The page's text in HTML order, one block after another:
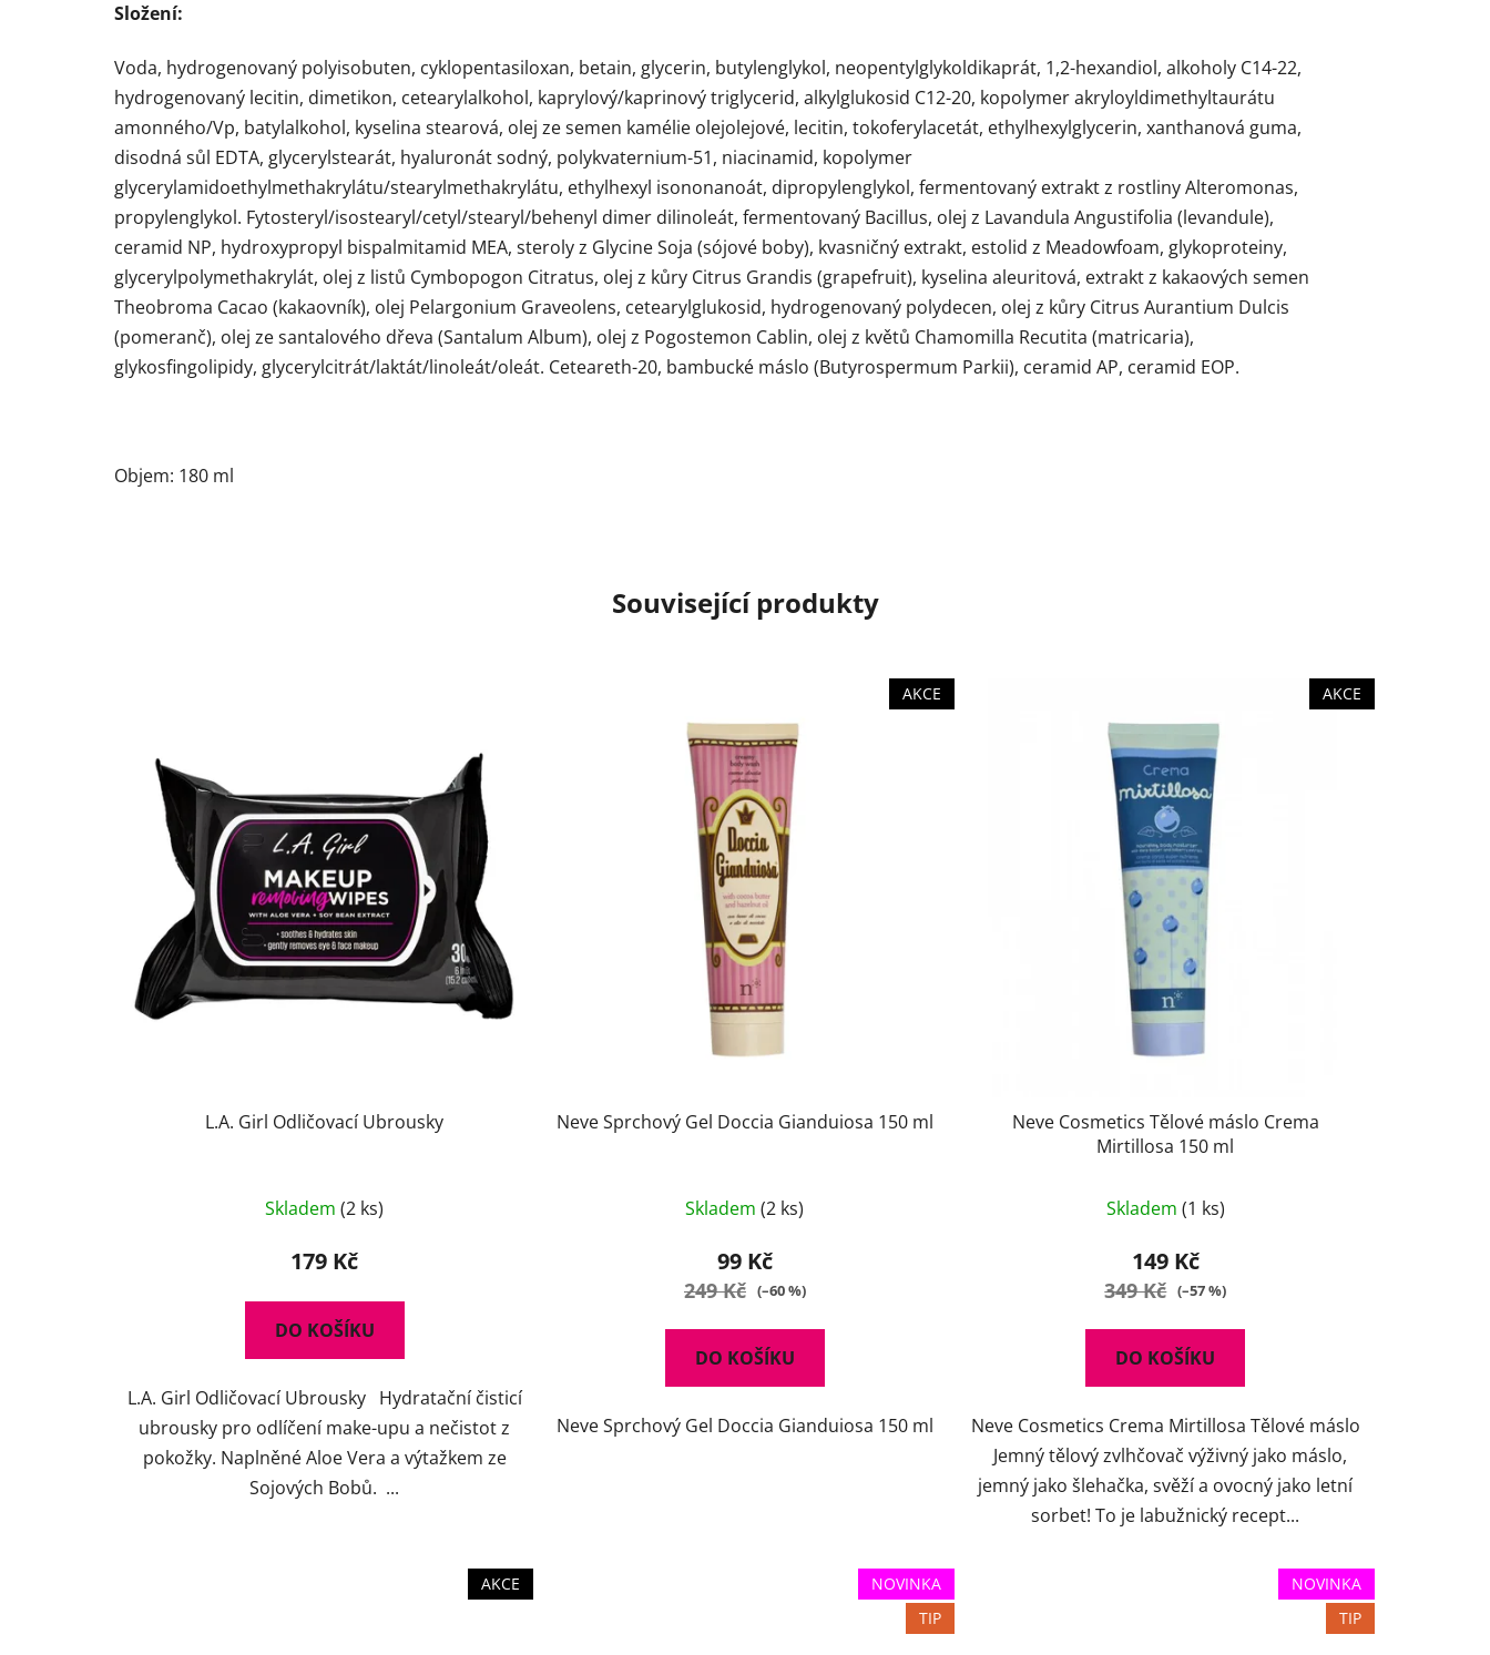
Složení:
Voda, hydrogenovaný polyisobuten, cyklopentasiloxan, betain, glycerin, butylenglykol, neopentylglykoldikaprát, 1,2-hexandiol, alkoholy C14-22,
hydrogenovaný lecitin, dimetikon, cetearylalkohol, kaprylový/kaprinový triglycerid, alkylglukosid C12-20, kopolymer akryloyldimethyltaurátu
amonného/Vp, batylalkohol, kyselina stearová, olej ze semen kamélie olejolejové, lecitin, tokoferylacetát, ethylhexylglycerin, xanthanová guma,
disodná sůl EDTA, glycerylstearát, hyaluronát sodný, polykvaternium-51, niacinamid, kopolymer
glycerylamidoethylmethakrylátu/stearylmethakrylátu, ethylhexyl isononanoát, dipropylenglykol, fermentovaný extrakt z rostliny Alteromonas,
propylenglykol. Fytosteryl/isostearyl/cetyl/stearyl/behenyl dimer dilinoleát, fermentovaný Bacillus, olej z Lavandula Angustifolia (levandule),
ceramid NP, hydroxypropyl bispalmitamid MEA, steroly z Glycine Soja (sójové boby), kvasničný extrakt, estolid z Meadowfoam, glykoproteiny,
glycerylpolymethakrylát, olej z listů Cymbopogon Citratus, olej z kůry Citrus Grandis (grapefruit), kyselina aleuritová, extrakt z kakaových semen
Theobroma Cacao (kakaovník), olej Pelargonium Graveolens, cetearylglukosid, hydrogenovaný polydecen, olej z kůry Citrus Aurantium Dulcis
(pomeranč), olej ze santalového dřeva (Santalum Album), olej z Pogostemon Cablin, olej z květů Chamomilla Recutita (matricaria),
glykosfingolipidy, glycerylcitrát/laktát/linoleát/oleát. Ceteareth-20, bambucké máslo (Butyrospermum Parkii), ceramid AP, ceramid EOP.
Objem: 180 ml
Související produkty
L.A. Girl Odličovací Ubrousky
Skladem(2 ks)
179 Kč
DO KOŠÍKU
L.A. Girl Odličovací Ubrousky Hydratační čisticí
ubrousky pro odlíčení make-upu a nečistot z
pokožky. Naplněné Aloe Vera a výtažkem ze
Sojových Bobů. ...
AKCE
Neve Sprchový Gel Doccia Gianduiosa 150 ml
Skladem(2 ks)
99 Kč
249 Kč (–60 %)
DO KOŠÍKU
Neve Sprchový Gel Doccia Gianduiosa 150 ml
AKCE
Neve Cosmetics Tělové máslo Crema
Mirtillosa 150 ml
Skladem (1 ks)
149 Kč
349 Kč (–57 %)
DO KOŠÍKU
Neve Cosmetics Crema Mirtillosa Tělové máslo
Jemný tělový zvlhčovač výživný jako máslo,
jemný jako šlehačka, svěží a ovocný jako letní
sorbet! To je labužnický recept...
AKCE
NOVINKA
TIP
NOVINKA
TIP